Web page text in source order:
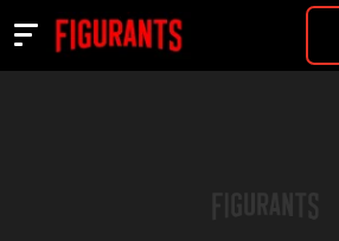
Actualités